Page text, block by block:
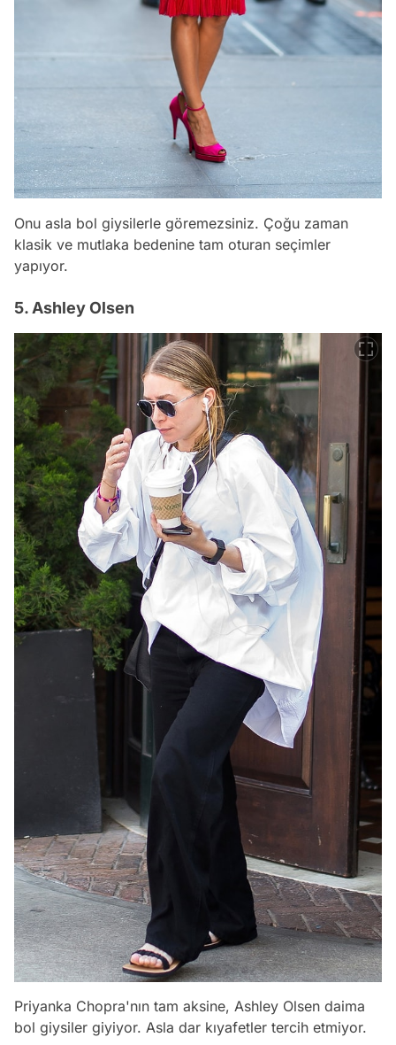
Onu asla bol giysilerle göremezsiniz. Çoğu zaman
klasik ve mutlaka bedenine tam oturan seçimler
yapıyor.
5. Ashley Olsen
Priyanka Chopra'nın tam aksine, Ashley Olsen daima
bol giysiler giyiyor. Asla dar kıyafetler tercih etmiyor.